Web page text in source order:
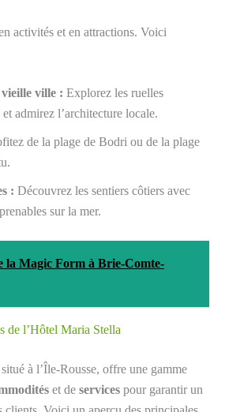
activités et en attractions. Voici
ville : Explorez les ruelles
admirez l’architecture locale.
de la plage de Bodri ou de la plage
: Découvrez les sentiers côtiers avec
sur la mer.
la Magic Form à Brie-Comte-
de l’Hôtel Maria Stella
situé à l’Île-Rousse, offre une gamme
et de services pour garantir un